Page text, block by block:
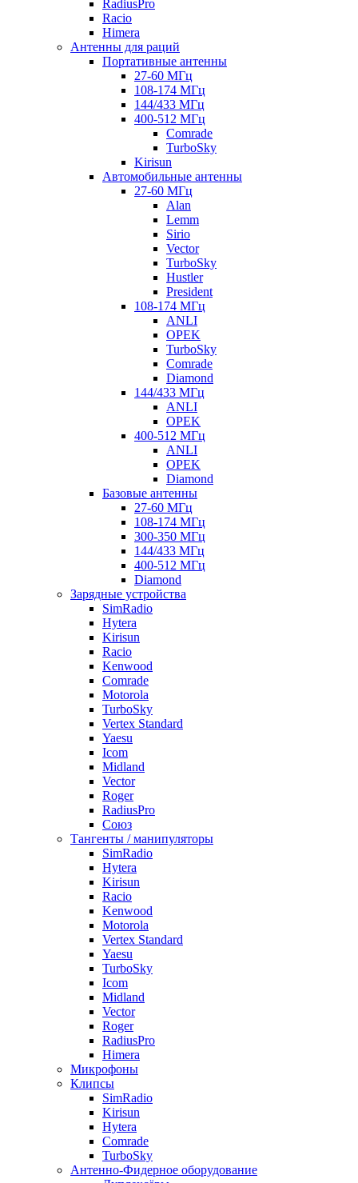
RadiusPro
Racio
Himera
Антенны для раций
Портативные антенны
27-60 МГц
108-174 МГц
144/433 МГц
400-512 МГц
Comrade
TurboSky
Kirisun
Автомобильные антенны
27-60 МГц
Alan
Lemm
Sirio
Vector
TurboSky
Hustler
President
108-174 МГц
ANLI
OPEK
TurboSky
Comrade
Diamond
144/433 МГц
ANLI
OPEK
400-512 МГц
ANLI
OPEK
Diamond
Базовые антенны
27-60 МГц
108-174 МГц
300-350 МГц
144/433 МГц
400-512 МГц
Diamond
Зарядные устройства
SimRadio
Hytera
Kirisun
Racio
Kenwood
Comrade
Motorola
TurboSky
Vertex Standard
Yaesu
Icom
Midland
Vector
Roger
RadiusPro
Союз
Тангенты / манипуляторы
SimRadio
Hytera
Kirisun
Racio
Kenwood
Motorola
Vertex Standard
Yaesu
TurboSky
Icom
Midland
Vector
Roger
RadiusPro
Himera
Микрофоны
Клипсы
SimRadio
Kirisun
Hytera
Comrade
TurboSky
Антенно-Фидерное оборудование